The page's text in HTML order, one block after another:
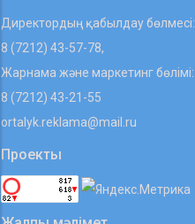
Директордың қабылдау бөлмесі:
8 (7212) 43-57-78,
Жарнама және маркетинг бөлімі:
8 (7212) 43-21-55
ortalyk.reklama@mail.ru
Проекты